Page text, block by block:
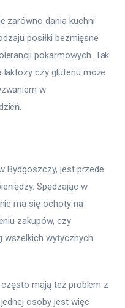
zarówno dania kuchni
posiłki bezmięsne
pokarmowych. Tak
czy glutenu może
w
Bydgoszczy, jest przede
Spędzając w
ma się ochoty na
zakupów, czy
wszelkich wytycznych
mają też problem z
osoby jest więc